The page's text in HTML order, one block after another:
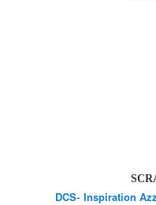
DCS- Inspiration